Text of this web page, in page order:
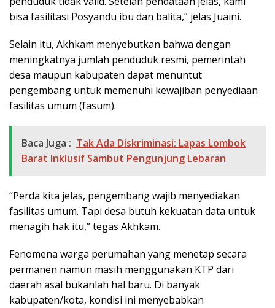
bisa fasilitasi Posyandu ibu dan balita,” jelas Juaini.
Selain itu, Akhkam menyebutkan bahwa dengan
meningkatnya jumlah penduduk resmi, pemerintah
desa maupun kabupaten dapat menuntut
pengembang untuk memenuhi kewajiban penyediaan
fasilitas umum (fasum).
Baca Juga : Tak Ada Diskriminasi: Lapas Lombok
Barat Inklusif Sambut Pengunjung Lebaran
“Perda kita jelas, pengembang wajib menyediakan
fasilitas umum. Tapi desa butuh kekuatan data untuk
menagih hak itu,” tegas Akhkam.
Fenomena warga perumahan yang menetap secara
permanen namun masih menggunakan KTP dari
daerah asal bukanlah hal baru. Di banyak
kabupaten/kota, kondisi ini menyebabkan